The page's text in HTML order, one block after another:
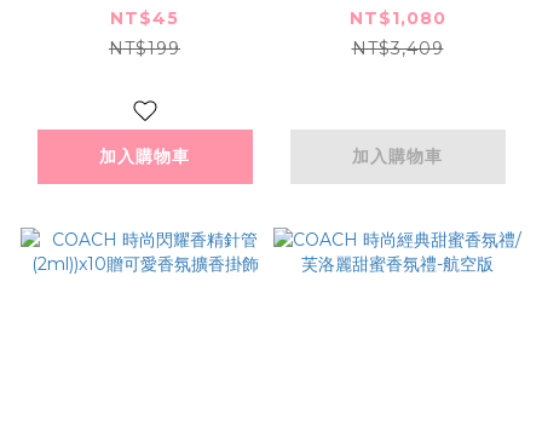
水-公司貨
NT$45
NT$199
加入購物車
運香氛組 (附秘密花園
禮袋)-國際航空版 送
NT$1,080
NT$3,409
加入購物車